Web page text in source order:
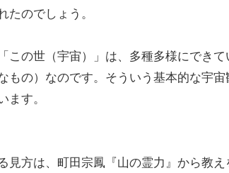
たのでしょう。
の世（宇宙）」は、多種多様にできて
もの）なのです。そういう基本的な宇
ます。
見方は、町田宗鳳『山の霊力』から教